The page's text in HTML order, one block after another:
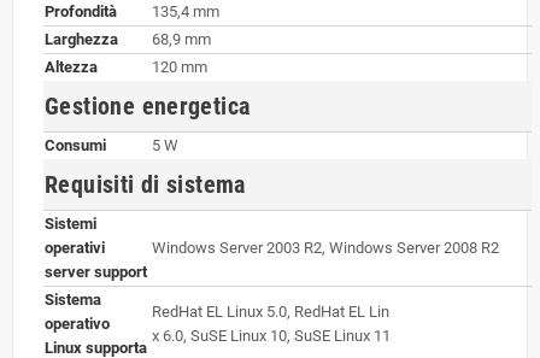
Profondità
135,4 mm
Larghezza
68,9 mm
Altezza
120 mm
Gestione energetica
Consumi 5 W
Requisiti di sistema
Sistemi
operativi
server support
Windows Server 2003 R2, Windows Server 2008 R2
Sistema
operativo
Linux supporta
RedHat EL Linux 5.0, RedHat EL Lin
x 6.0, SuSE Linux 10, SuSE Linux 11